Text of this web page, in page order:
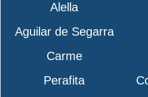
Alella
Aguilar de Segarra
Carme
Perafita